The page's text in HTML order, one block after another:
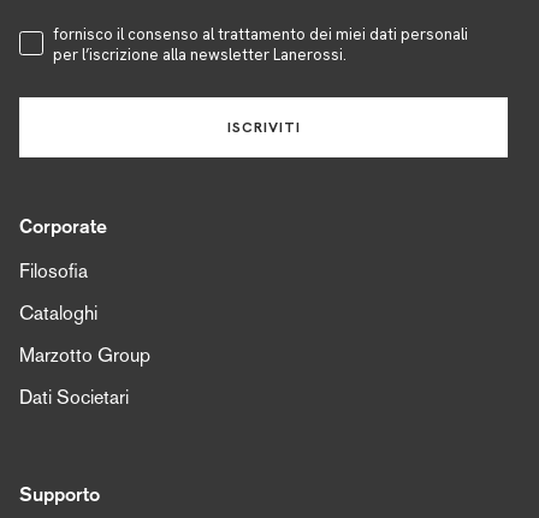
Accettazione Privacy
fornisco il consenso al trattamento dei miei dati personali
per l’iscrizione alla newsletter Lanerossi.
ISCRIVITI
Corporate
Filosofia
Cataloghi
Marzotto Group
Dati Societari
Supporto